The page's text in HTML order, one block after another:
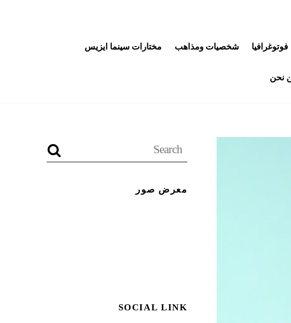
فوتوغرافيا شخصيات ومذاهب مختارات سينما ايزيس
نحن
معرض صور
SOCIAL LINK